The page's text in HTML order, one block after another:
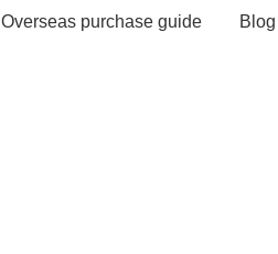
Overseas purchase guide Blog